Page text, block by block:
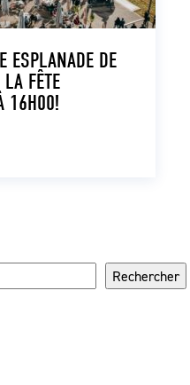
ESPLANADE DE
FÊTE
16H00!
Rechercher